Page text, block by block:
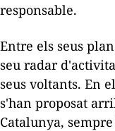
responsable.
Entre els seus
seu radar
seus voltants. En
s'han proposat
Catalunya,